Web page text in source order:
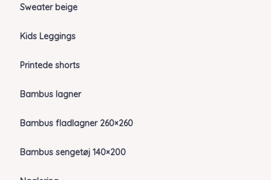
Sweater beige
Kids Leggings
Printede shorts
Bambus lagner
Bambus fladlagner 260×260
Bambus sengetøj 140×200